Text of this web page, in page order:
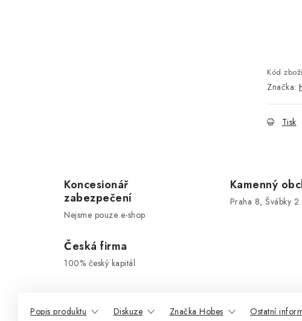
Kód
Značka:
Tisk
Koncesionář
zabezpečení
Nejsme pouze e-shop
Kamenný
Praha 8, Švábky 2
Česká firma
100% český kapitál
Popis produktu Diskuze Značka Hobes Ostatní